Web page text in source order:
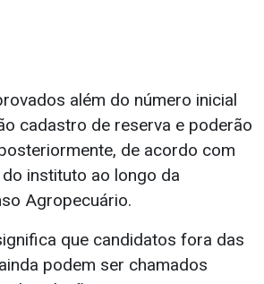
além do número inicial
cadastro de reserva e poderão
de acordo com
instituto ao longo da
Agropecuário.
que candidatos fora das
podem ser chamados